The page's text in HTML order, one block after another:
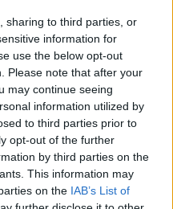
sharing to third parties, or
information for
use the below opt-out
Please note that after your
may continue seeing
information utilized by
to third parties prior to
opt-out of the further
by third parties on the
This information may
on the IAB’s List of